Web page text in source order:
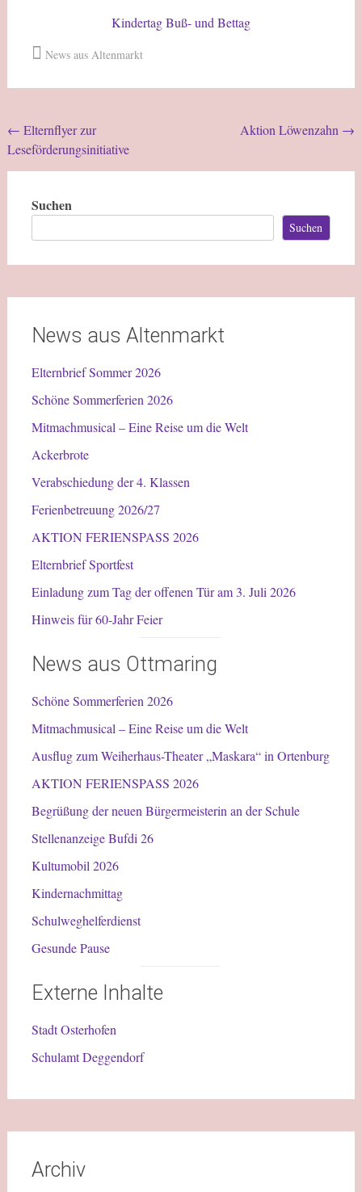
Kindertag Buß- und Bettag
News aus Altenmarkt
Beitragsnavigation
← Elternflyer zur
Leseförderungsinitiative
Aktion Löwenzahn →
Suchen
Suchen
News aus Altenmarkt
Elternbrief Sommer 2026
Schöne Sommerferien 2026
Mitmachmusical – Eine Reise um die Welt
Ackerbrote
Verabschiedung der 4. Klassen
Ferienbetreuung 2026/27
AKTION FERIENSPASS 2026
Elternbrief Sportfest
Einladung zum Tag der offenen Tür am 3. Juli 2026
Hinweis für 60-Jahr Feier
News aus Ottmaring
Schöne Sommerferien 2026
Mitmachmusical – Eine Reise um die Welt
Ausflug zum Weiherhaus-Theater „Maskara“ in Ortenburg
AKTION FERIENSPASS 2026
Begrüßung der neuen Bürgermeisterin an der Schule
Stellenanzeige Bufdi 26
Kultumobil 2026
Kindernachmittag
Schulweghelferdienst
Gesunde Pause
Externe Inhalte
Stadt Osterhofen
Schulamt Deggendorf
Archiv